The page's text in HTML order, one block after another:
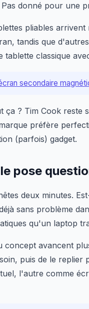
donné pour une
pliables arrivent
tandis que d'autres
tablette classique
secondaire
ça ? Tim Cook reste
préfère
(parfois) gadget.
pose
deux minutes.
sans problème
qu'un laptop
concept avancent
puis de le replier
l'autre comme